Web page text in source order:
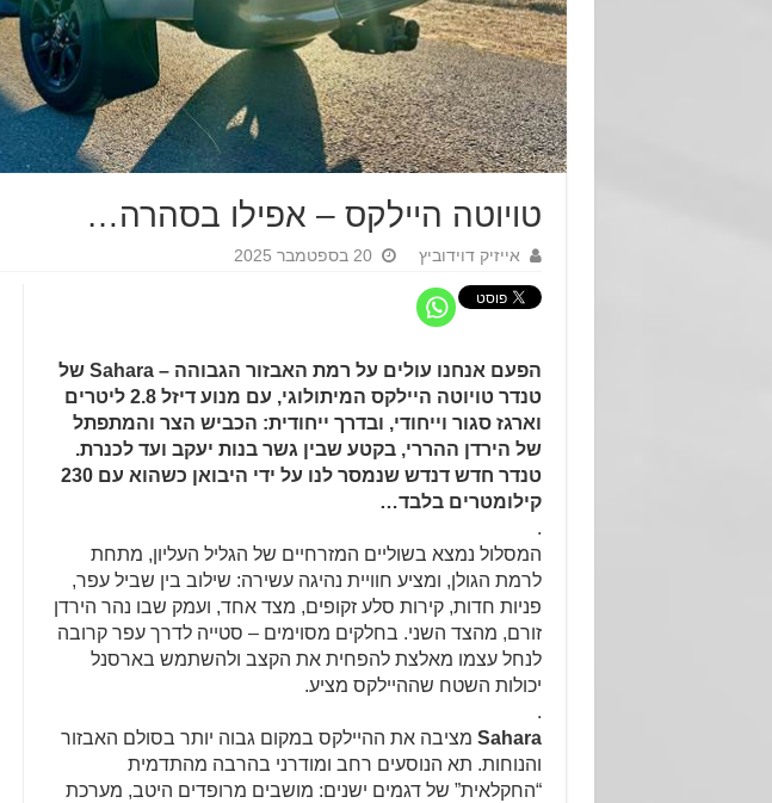
טויוטה היילקס – אפילו בסהרה…
אייזיק דוידוביץ 20 בספטמבר 2025
הפעם אנחנו עולים על רמת האבזור הגבוהה – Sahara של
טנדר טויוטה היילקס המיתולוגי, עם מנוע דיזל 2.8 ליטרים
וארגז סגור וייחודי, ובדרך ייחודית: הכביש הצר והמתפתל
של הירדן ההררי, בקטע שבין גשר בנות יעקב ועד לכנרת.
טנדר חדש דנדש שנמסר לנו על ידי היבואן כשהוא עם 230
קילומטרים בלבד…
.
המסלול נמצא בשוליים המזרחיים של הגליל העליון, מתחת
לרמת הגולן, ומציע חוויית נהיגה עשירה: שילוב בין שביל עפר,
פניות חדות, קירות סלע זקופים, מצד אחד, ועמק שבו נהר הירדן
זורם, מהצד השני. בחלקים מסוימים – סטייה לדרך עפר קרובה
לנחל עצמו מאלצת להפחית את הקצב ולהשתמש בארסנל
יכולות השטח שההיילקס מציע.
.
Sahara מציבה את ההיילקס במקום גבוה יותר בסולם האבזור
והנוחות. תא הנוסעים רחב ומודרני בהרבה מהתדמית
“החקלאית” של דגמים ישנים: מושבים מרופדים היטב, מערכת